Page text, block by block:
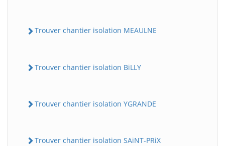
Trouver chantier isolation MEAULNE
Trouver chantier isolation BiLLY
Trouver chantier isolation YGRANDE
Trouver chantier isolation SAiNT-PRiX